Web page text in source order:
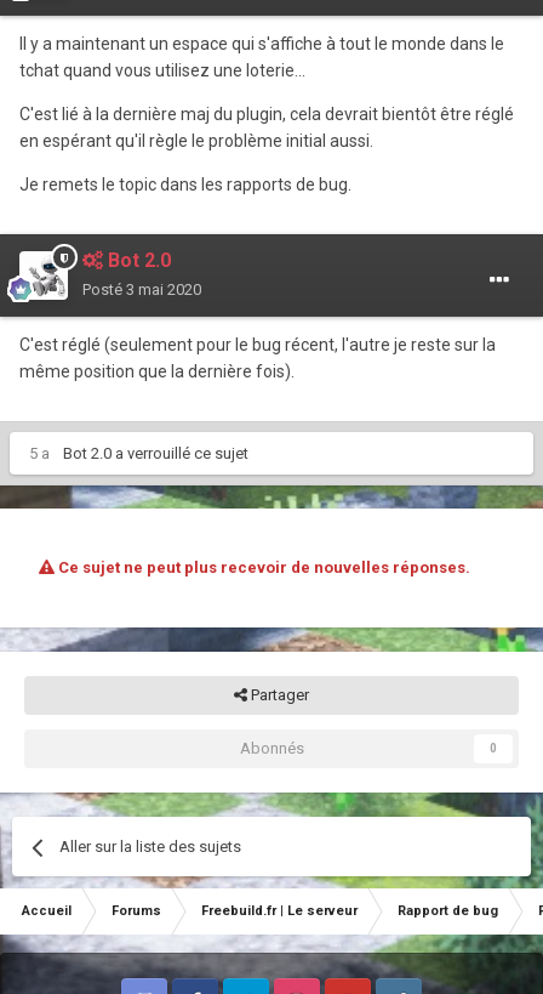
Il y a maintenant un espace qui s'affiche à tout le monde dans le
tchat quand vous utilisez une loterie...
C'est lié à la dernière maj du plugin, cela devrait bientôt être réglé
en espérant qu'il règle le problème initial aussi.
Je remets le topic dans les rapports de bug.
Bot 2.0
Posté 3 mai 2020
C'est réglé (seulement pour le bug récent, l'autre je reste sur la
même position que la dernière fois).
5 a Bot 2.0 a verrouillé ce sujet
Ce sujet ne peut plus recevoir de nouvelles réponses.
Partager
Abonnés 0
Aller sur la liste des sujets
Accueil Forums Freebuild.fr | Le serveur Rapport de bug